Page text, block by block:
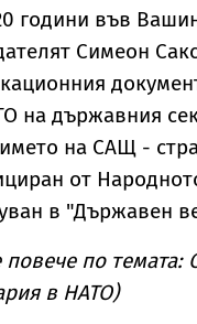
години във
Симеон
на държавния
на САЩ -
от
в "Държавен
по темата:
в НАТО)